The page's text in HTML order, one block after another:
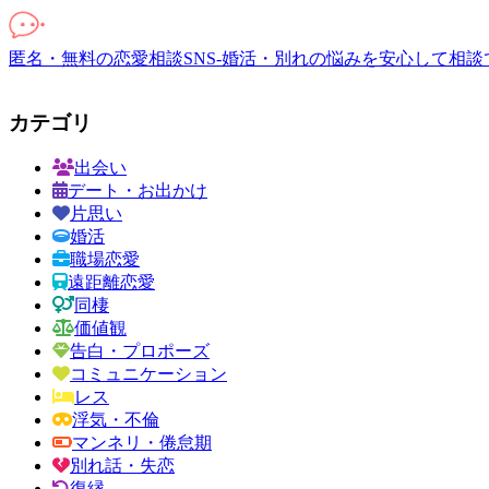
匿名・無料の恋愛相談SNS-婚活・別れの悩みを安心して相
カテゴリ
出会い
デート・お出かけ
片思い
婚活
職場恋愛
遠距離恋愛
同棲
価値観
告白・プロポーズ
コミュニケーション
レス
浮気・不倫
マンネリ・倦怠期
別れ話・失恋